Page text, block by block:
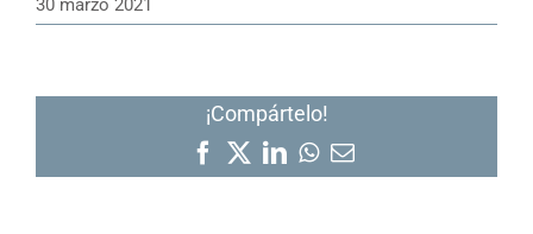
30 marzo 2021
¡Compártelo!
Facebook
X LinkedIn
WhatsApp
Correo
electrónico